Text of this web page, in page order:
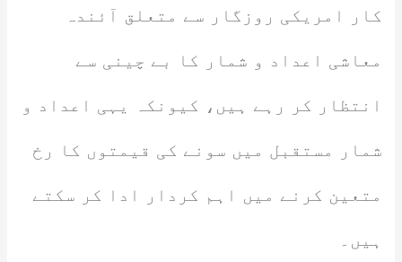
کار امریکی روزگار سے متعلق آئندہ
معاشی اعداد و شمار کا بے چینی سے
انتظار کر رہے ہیں، کیونکہ یہی اعداد و
شمار مستقبل میں سونے کی قیمتوں کا رخ
متعین کرنے میں اہم کردار ادا کر سکتے
ہیں۔